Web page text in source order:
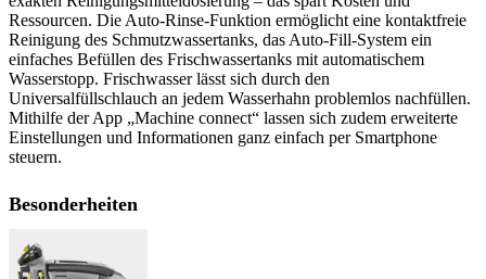
Ressourcen. Die Auto-Rinse-Funktion ermöglicht eine kontaktfreie
Reinigung des Schmutzwassertanks, das Auto-Fill-System ein
einfaches Befüllen des Frischwassertanks mit automatischem
Wasserstopp. Frischwasser lässt sich durch den
Universalfüllschlauch an jedem Wasserhahn problemlos nachfüllen.
Mithilfe der App „Machine connect“ lassen sich zudem erweiterte
Einstellungen und Informationen ganz einfach per Smartphone
steuern.
Besonderheiten